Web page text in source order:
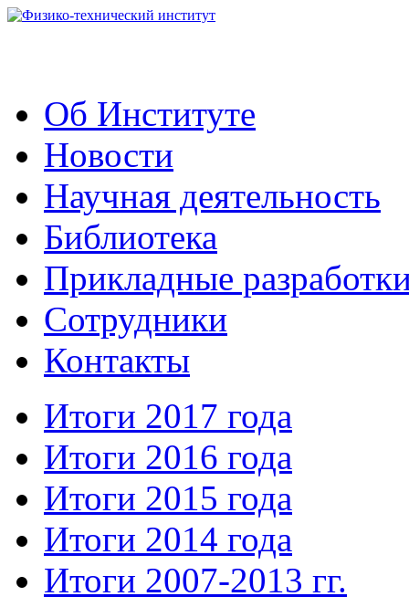
Об Институте
Новости
Научная деятельность
Библиотека
Прикладные
Сотрудники
Контакты
Итоги 2017 года
Итоги 2016 года
Итоги 2015 года
Итоги 2014 года
Итоги 2007-2013 гг.